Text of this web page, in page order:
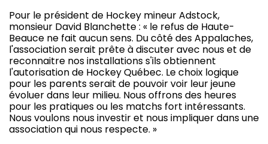
Pour le président de Hockey mineur Adstock,
monsieur David Blanchette : « le refus de Haute-
Beauce ne fait aucun sens. Du côté des Appalaches,
l'association serait prête à discuter avec nous et de
reconnaitre nos installations s'ils obtiennent
l'autorisation de Hockey Québec. Le choix logique
pour les parents serait de pouvoir voir leur jeune
évoluer dans leur milieu. Nous offrons des heures
pour les pratiques ou les matchs fort intéressants.
Nous voulons nous investir et nous impliquer dans une
association qui nous respecte. »